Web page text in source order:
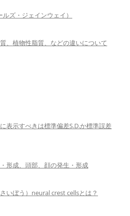
ズ・ジェインウェイ）
、植物性脂質、などの違いについて
表示すべきは標準偏差S.D.か標準誤差
形成、頭部、顔の発生・形成
いぼう）neural crest cellsとは？